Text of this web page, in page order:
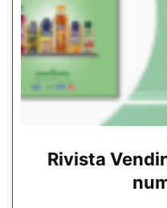
Rivista